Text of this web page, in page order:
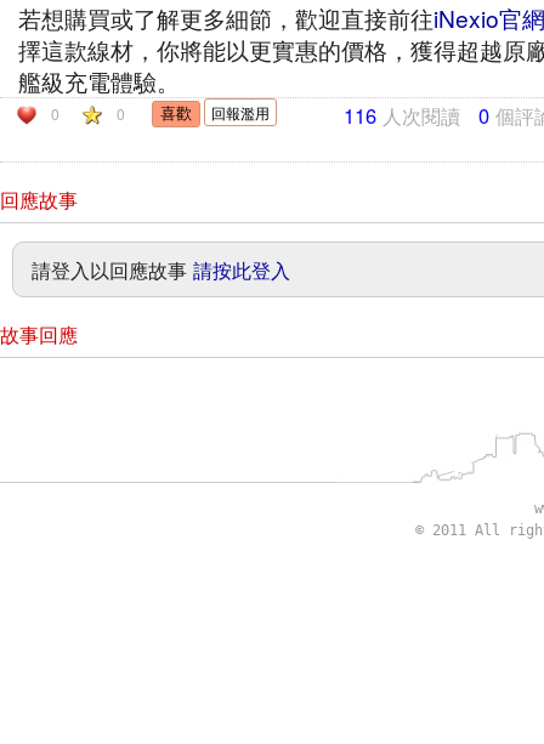
若想購買或了解更多細節，歡迎直接前往iNexio官網
擇這款線材，你將能以更實惠的價格，獲得超越原
艦級充電體驗。
0 0 回報濫用 116 人次閱讀 0 個評
回應故事
請登入以回應故事 請按此登入
故事回應
© 2011 All